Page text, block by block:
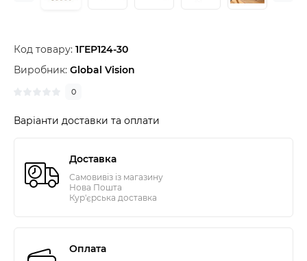
Код товару: 1ГЕР124-30
Виробник: Global Vision
0
Варіанти доставки та оплати
Доставка
Самовивіз із магазину
Нова Пошта
Кур'єрська доставка
Оплата